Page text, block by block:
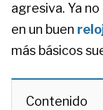
agresiva. Ya
en un buen
más básicos
Contenido